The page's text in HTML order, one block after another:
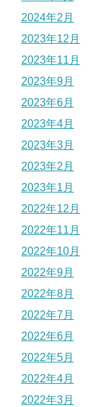
2024年2月
2023年12月
2023年11月
2023年9月
2023年6月
2023年4月
2023年3月
2023年2月
2023年1月
2022年12月
2022年11月
2022年10月
2022年9月
2022年8月
2022年7月
2022年6月
2022年5月
2022年4月
2022年3月